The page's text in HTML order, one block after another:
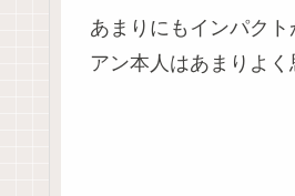
あまりにもインパク
アン本人はあまりよ